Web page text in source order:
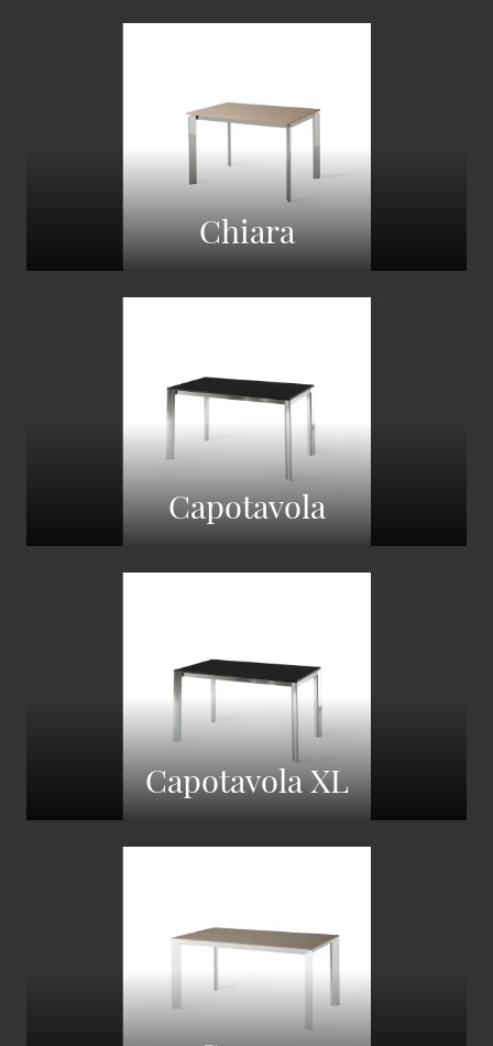
Chiara
Capotavola
Capotavola XL